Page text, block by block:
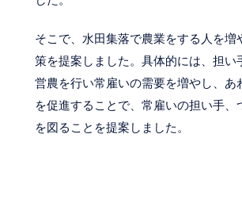
そこで、水田集落で農業をする人を増
策を提案しました。具体的には、担い
営農を行い常雇いの需要を増やし、あ
を促進することで、常雇いの担い手、
を図ることを提案しました。